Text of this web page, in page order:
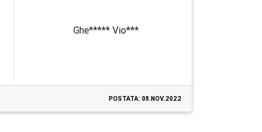
Ghe***** Vio***
POSTATA: 08.NOV.2022